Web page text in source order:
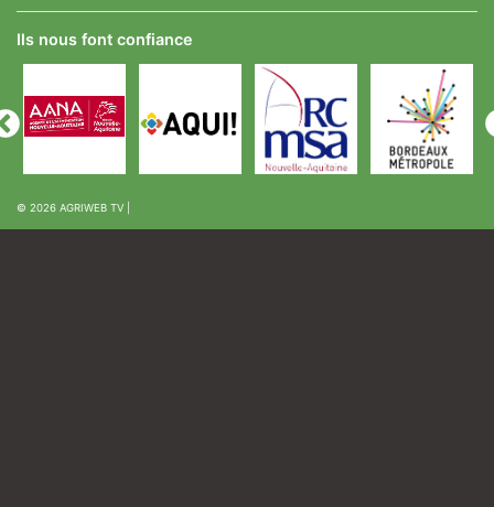
Ils nous font confiance
© 2026 AGRIWEB TV